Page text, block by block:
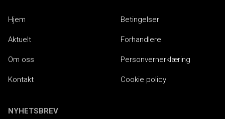
Hjem
Aktuelt
Om oss
Kontakt
Betingelser
Forhandlere
Personvernerklæring
Cookie policy
NYHETSBREV